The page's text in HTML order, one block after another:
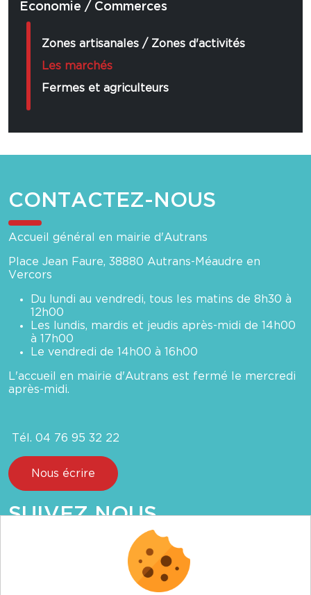
Economie / Commerces
Zones artisanales / Zones d'activités
Les marchés
Fermes et agriculteurs
CONTACTEZ-NOUS
Accueil général en mairie d'Autrans
Place Jean Faure, 38880 Autrans-Méaudre en
Vercors
Du lundi au vendredi, tous les matins de 8h30 à
12h00
Les lundis, mardis et jeudis après-midi de 14h00
à 17h00
Le vendredi de 14h00 à 16h00
L'accueil en mairie d'Autrans est fermé le mercredi
après-midi.
Tél. 04 76 95 32 22
Nous écrire
SUIVEZ NOUS